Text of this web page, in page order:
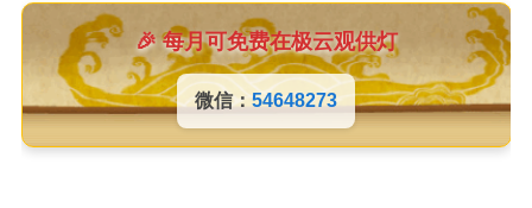
🎉 每月可免费在极云观供灯
微信：54648273